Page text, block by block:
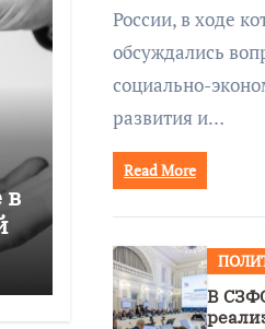
в
России, в ходе
обсуждались
социально-
развития и…
Read More
В